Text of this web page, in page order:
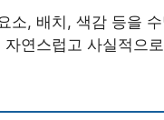
소, 배치, 색감 등을
연스럽고 사실적으